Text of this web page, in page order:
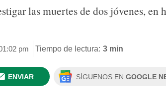
las muertes de dos jóvenes, en
pm Tiempo de lectura: 3 min
ENVIAR SÍGUENOS EN GOOGLE